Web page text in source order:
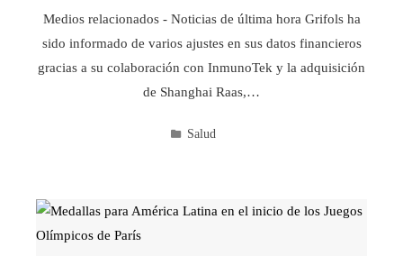
Medios relacionados - Noticias de última hora Grifols ha
sido informado de varios ajustes en sus datos financieros
gracias a su colaboración con InmunoTek y la adquisición
de Shanghai Raas,…
Salud